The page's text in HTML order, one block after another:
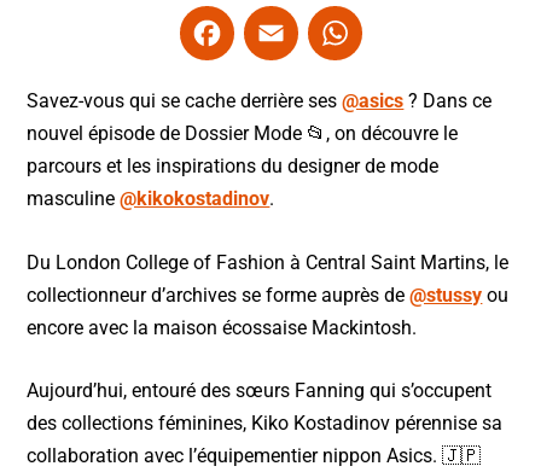
F
a
c
e
b
o
o
k
E
m
ai
l
W
at
s
A
p
Savez-vous qui se cache derrière ses@asics ? Dans ce
nouvel épisode de Dossier Mode 📂, on découvre le
parcours et les inspirations du designer de mode
masculine@kikokostadinov.
Du London College of Fashion à Central Saint Martins, le
collectionneur d’archives se forme auprès de@stussy ou
encore avec la maison écossaise Mackintosh.
Aujourd’hui, entouré des sœurs Fanning qui s’occupent
des collections féminines, Kiko Kostadinov pérennise sa
collaboration avec l’équipementier nippon Asics. 🇯🇵